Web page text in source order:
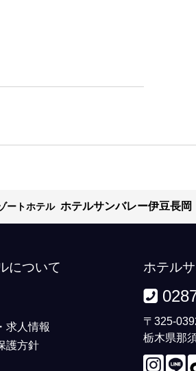
ートホテル ホテルサンバレー伊豆長岡
について
求人情報
護方針
ホテル
〒325-
栃木県那